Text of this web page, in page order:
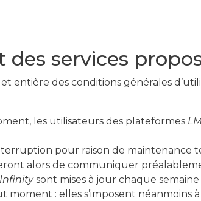
services
entière des conditions générales
les utilisateurs des plateformes
pour raison de maintenance
alors de communiquer
sont mises à jour chaque
: elles s’imposent néanmoins